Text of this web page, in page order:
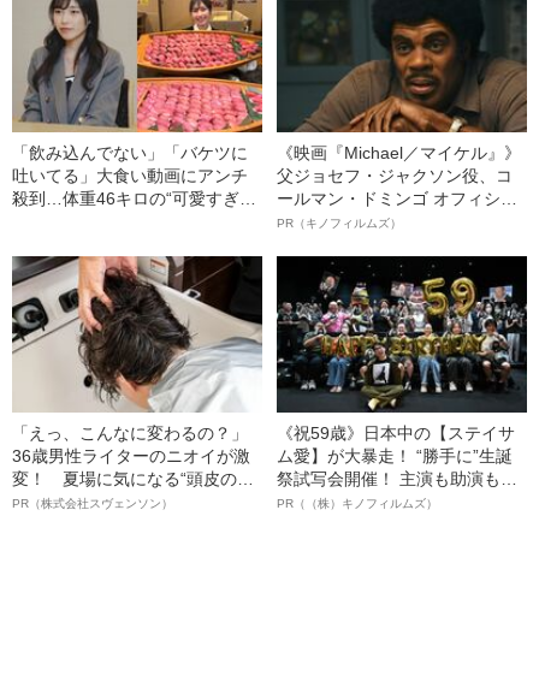
「飲み込んでない」「バケツに
吐いてる」大食い動画にアンチ
殺到…体重46キロの“可愛すぎ
《映画『Michael／マイケル』》
父ジョセフ・ジャクソン役、コ
ールマン・ドミンゴ オフィシャ
ルインタビュー“観客を魅了した
語る”《日本興収70億円突破》
PR（キノフィルムズ）
「えっ、こんなに変わるの？」
36歳男性ライターのニオイが激
変！ 夏場に気になる“頭皮のニ
オイ”や“ベタつき”を解消す
PR（株式会社スヴェンソン）
《祝59歳》日本中の【ステイサ
ム愛】が大暴走！ “勝手に”生誕
祭試写会開催！ 主演も助演も全
部ステイサム！「ステサミー
PR（（株）キノフィルムズ）